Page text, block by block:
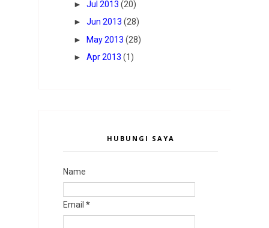
► Jul 2013 (20)
► Jun 2013 (28)
►
May 2013 (28)
► Apr 2013 (1)
HUBUNGI SAYA
Name
Email *